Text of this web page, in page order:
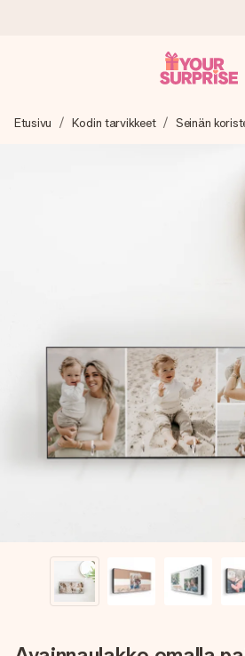
Valmistamme lahjasi huolella ja
jotta voit antaa sen juuri oikeaan
4,8 (+15 000 arvostelun
Lahjamme inspiroivat. Asiakkaiden
Ilmainen tervehdyskortti
Tilaa tänään – personoitu lahja
nopeammin kuin ehdit sanoa
Etusivu Kodin tarvikkeet Seinän